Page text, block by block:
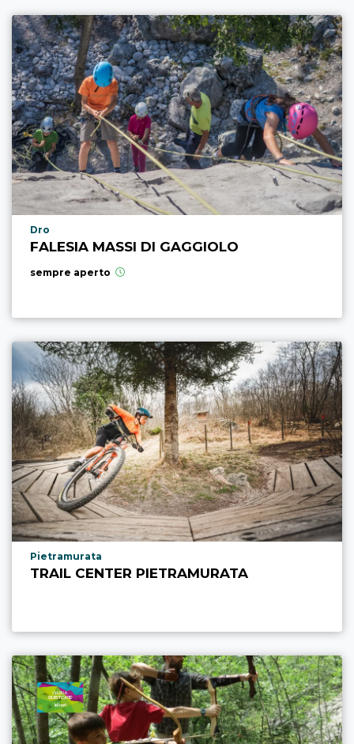
Località punto di interesse
Dro
FALESIA MASSI DI GAGGIOLO
sempre aperto
Località punto di interesse
Pietramurata
TRAIL CENTER PIETRAMURATA